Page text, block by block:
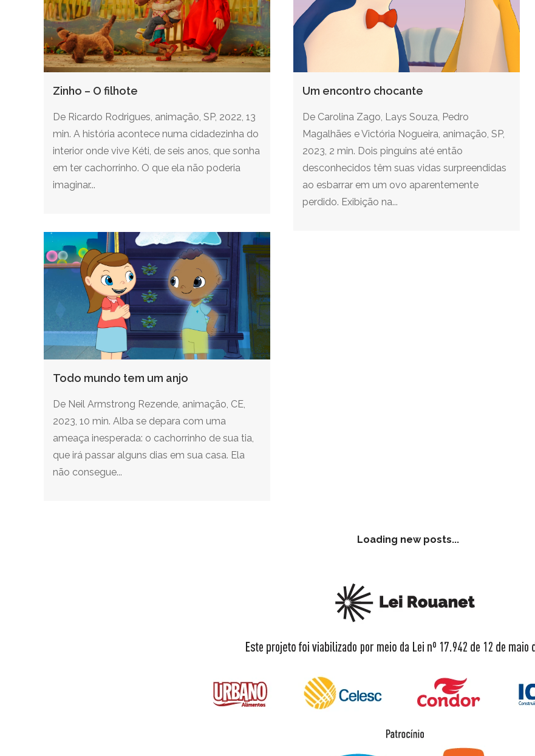
Zinho – O filhote
De Ricardo Rodrigues, animação, SP, 2022, 13
min. A história acontece numa cidadezinha do
interior onde vive Kéti, de seis anos, que sonha
em ter cachorrinho. O que ela não poderia
imaginar...
Um encontro chocante
De Carolina Zago, Lays Souza, Pedro
Magalhães e Victória Nogueira, animação, SP,
2023, 2 min. Dois pinguins até então
desconhecidos têm suas vidas surpreendidas
ao esbarrar em um ovo aparentemente
perdido. Exibição na...
Todo mundo tem um anjo
De Neil Armstrong Rezende, animação, CE,
2023, 10 min. Alba se depara com uma
ameaça inesperada: o cachorrinho de sua tia,
que irá passar alguns dias em sua casa. Ela
não consegue...
Loading new posts...